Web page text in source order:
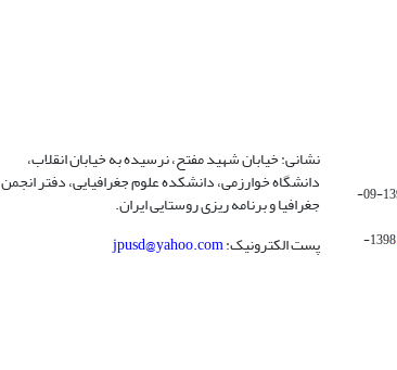
1398-09-
1398-
نشانی: خیابان شهید مفتح، نرسیده به خیابان انقلاب،
دانشگاه خوارزمی، دانشکده علوم جغرافیایی، دفتر انجمن
جغرافیا و برنامه ریزی روستایی ایران.
پست الکترونیک:jpusd@yahoo.com